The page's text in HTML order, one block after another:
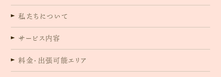
私たちについて
サービス内容
料金・出張可能エリア